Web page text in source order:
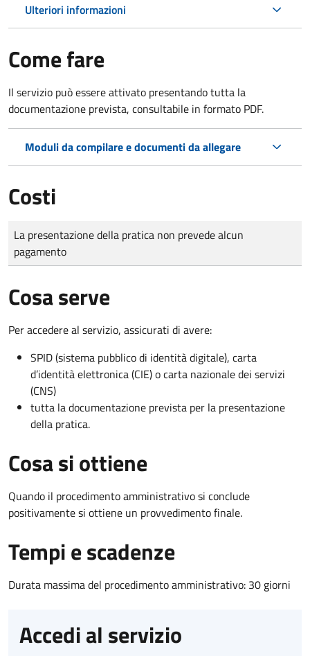
Ulteriori informazioni
Come fare
Il servizio può essere attivato presentando tutta la
documentazione prevista, consultabile in formato PDF.
Moduli da compilare e documenti da allegare
Costi
Tipo di pagamento
Importo
La presentazione della pratica non prevede alcun
pagamento
Cosa serve
Per accedere al servizio, assicurati di avere:
SPID (sistema pubblico di identità digitale), carta
d’identità elettronica (CIE) o carta nazionale dei servizi
(CNS)
tutta la documentazione prevista per la presentazione
della pratica.
Cosa si ottiene
Quando il procedimento amministrativo si conclude
positivamente si ottiene un provvedimento finale.
Tempi e scadenze
Durata massima del procedimento amministrativo: 30 giorni
Accedi al servizio